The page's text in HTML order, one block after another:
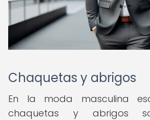
Chaquetas y abrigos
En la moda masculina
chaquetas y abrigos